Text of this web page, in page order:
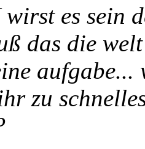
es sein
das die
zu